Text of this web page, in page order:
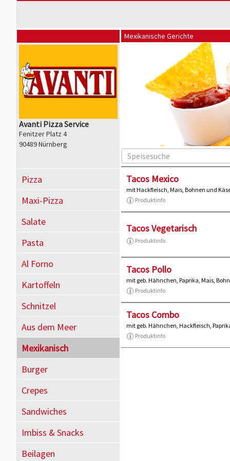
Avanti Pizza Service
Fenitzer Platz 4
90489 Nürnberg
Pizza
Maxi-Pizza
Salate
Pasta
Al Forno
Kartoffeln
Schnitzel
Aus dem Meer
Mexikanisch
Burger
Crepes
Sandwiches
Imbiss & Snacks
Beilagen
Mexikanische Gerichte
Tacos Mexico
mit Hackfleisch, Mais, Bohnen und
Produktinfo
Tacos Vegetarisch
Produktinfo
Tacos Pollo
mit geb. Hähnchen, Paprika, Mais,
Produktinfo
Tacos Combo
mit geb. Hähnchen, Hackfleisch,
Produktinfo